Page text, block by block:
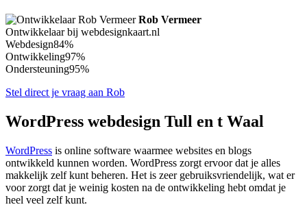
Rob Vermeer
Ontwikkelaar bij webdesignkaart.nl
Webdesign84%
Ontwikkeling97%
Ondersteuning95%
Stel direct je vraag aan Rob
WordPress webdesign Tull en t Waal
WordPress is online software waarmee websites en blogs
ontwikkeld kunnen worden. WordPress zorgt ervoor dat je alles
makkelijk zelf kunt beheren. Het is zeer gebruiksvriendelijk, wat er
voor zorgt dat je weinig kosten na de ontwikkeling hebt omdat je
heel veel zelf kunt.